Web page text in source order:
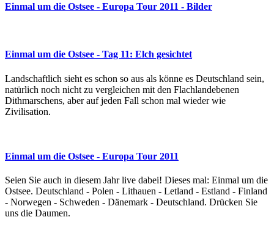
Einmal um die Ostsee - Europa Tour 2011 - Bilder
Einmal um die Ostsee - Tag 11: Elch gesichtet
Landschaftlich sieht es schon so aus als könne es Deutschland sein,
natürlich noch nicht zu vergleichen mit den Flachlandebenen
Dithmarschens, aber auf jeden Fall schon mal wieder wie
Zivilisation.
Einmal um die Ostsee - Europa Tour 2011
Seien Sie auch in diesem Jahr live dabei! Dieses mal: Einmal um die
Ostsee. Deutschland - Polen - Lithauen - Letland - Estland - Finland
- Norwegen - Schweden - Dänemark - Deutschland. Drücken Sie
uns die Daumen.